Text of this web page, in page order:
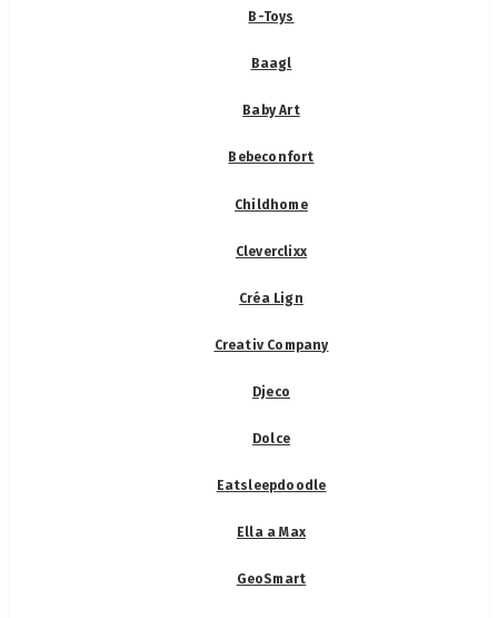
B-Toys
Baagl
Baby Art
Bebeconfort
Childhome
Cleverclixx
Créa Lign
Creativ Company
Djeco
Dolce
Eatsleepdoodle
Ella a Max
GeoSmart